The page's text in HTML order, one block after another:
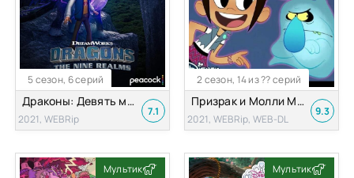
5 сезон, 6 серий
Драконы: Девять миров
2021, WEBRip
7.1
2 сезон, 14 из ?? серий
Призрак и Молли Макги
2021, WEBRip, WEB-DL
9.3
Мультик Мультик